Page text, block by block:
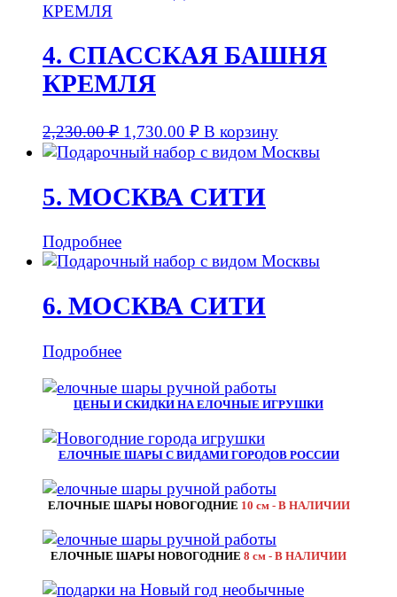
4. СПАССКАЯ БАШНЯ
КРЕМЛЯ
2,230.00₽ 1,730.00 ₽ В корзину
5. МОСКВА СИТИ
Подробнее
6. МОСКВА СИТИ
Подробнее
ЦЕНЫ И СКИДКИ НА ЕЛОЧНЫЕ ИГРУШКИ
ЕЛОЧНЫЕ ШАРЫ С ВИДАМИ ГОРОДОВ РОССИИ
ЕЛОЧНЫЕ ШАРЫ НОВОГОДНИЕ 10 см - В НАЛИЧИИ
ЕЛОЧНЫЕ ШАРЫ НОВОГОДНИЕ 8 см - В НАЛИЧИИ